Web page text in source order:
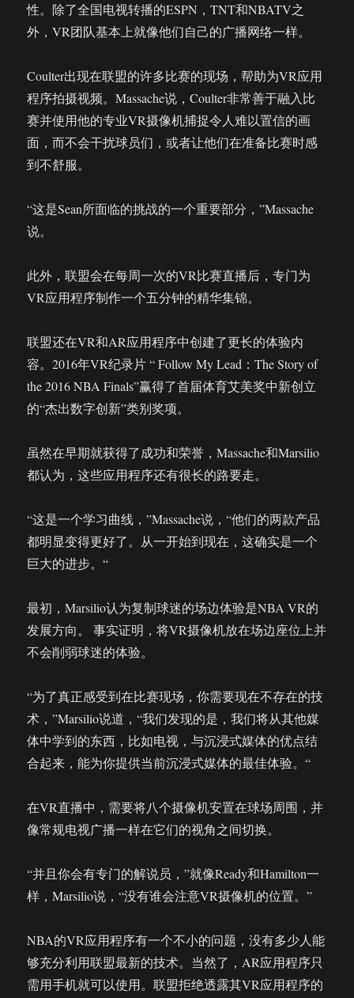
性。除了全国电视转播的ESPN，TNT和NBATV之
外，VR团队基本上就像他们自己的广播网络一样。
Coulter出现在联盟的许多比赛的现场，帮助为VR应用
程序拍摄视频。Massache说，Coulter非常善于融入比
赛并使用他的专业VR摄像机捕捉令人难以置信的画
面，而不会干扰球员们，或者让他们在准备比赛时感
到不舒服。
“这是Sean所面临的挑战的一个重要部分，”Massache
说。
此外，联盟会在每周一次的VR比赛直播后，专门为
VR应用程序制作一个五分钟的精华集锦。
联盟还在VR和AR应用程序中创建了更长的体验内
容。2016年VR纪录片 “ Follow My Lead：The Story of
the 2016 NBA Finals”赢得了首届体育艾美奖中新创立
的“杰出数字创新”类别奖项。
虽然在早期就获得了成功和荣誉，Massache和Marsilio
都认为，这些应用程序还有很长的路要走。
“这是一个学习曲线，”Massache说，“他们的两款产品
都明显变得更好了。从一开始到现在，这确实是一个
巨大的进步。“
最初，Marsilio认为复制球迷的场边体验是NBA VR的
发展方向。 事实证明，将VR摄像机放在场边座位上并
不会削弱球迷的体验。
“为了真正感受到在比赛现场，你需要现在不存在的技
术，”Marsilio说道，“我们发现的是，我们将从其他媒
体中学到的东西，比如电视，与沉浸式媒体的优点结
合起来，能为你提供当前沉浸式媒体的最佳体验。“
在VR直播中，需要将八个摄像机安置在球场周围，并
像常规电视广播一样在它们的视角之间切换。
“并且你会有专门的解说员，”就像Ready和Hamilton一
样，Marsilio说，“没有谁会注意VR摄像机的位置。”
NBA的VR应用程序有一个不小的问题，没有多少人能
够充分利用联盟最新的技术。当然了，AR应用程序只
需用手机就可以使用。联盟拒绝透露其VR应用程序的